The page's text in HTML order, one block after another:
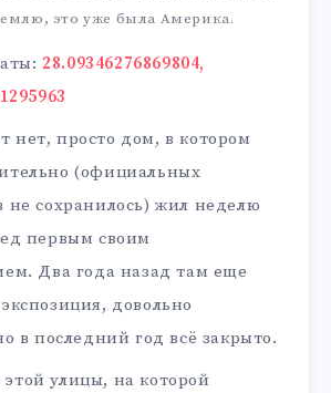
это уже была Америка.
28.09346276869804,
нет, просто дом, в котором
(официальных
не сохранилось) жил неделю
первым своим
Два года назад там еще
довольно
в последний год всё закрыто.
этой улицы, на которой